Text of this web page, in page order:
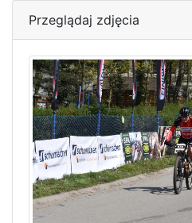
Przeglądaj zdjęcia